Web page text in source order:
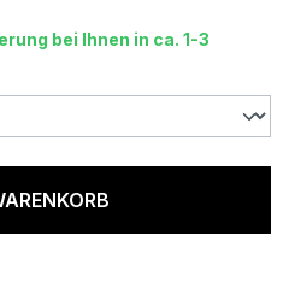
bei Ihnen in ca. 1-3